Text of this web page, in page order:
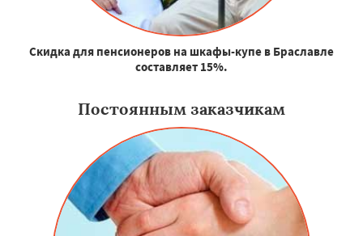
Скидка для пенсионеров на шкафы-купе в Браславле
составляет 15%.
Постоянным заказчикам